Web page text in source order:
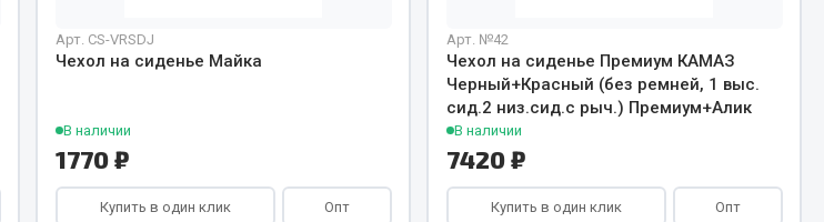
Система выпуска газа
Рулевое управление
Тормозная система
Показать ещё
Подвеска
Система питания
Система выпуска газа
Система охлаждения
Сцепление
Показать ещё
Арт. CS-VRSDJ
Чехол на сиденье Майка
В наличии
1770 ₽
Купить в один клик Опт
Арт. №42
Чехол на сиденье Премиум КАМАЗ
Черный+Красный (без ремней, 1 выс.
сид.2 низ.сид.с рыч.) Премиум+Алик
В наличии
7420 ₽
Купить в один клик Опт